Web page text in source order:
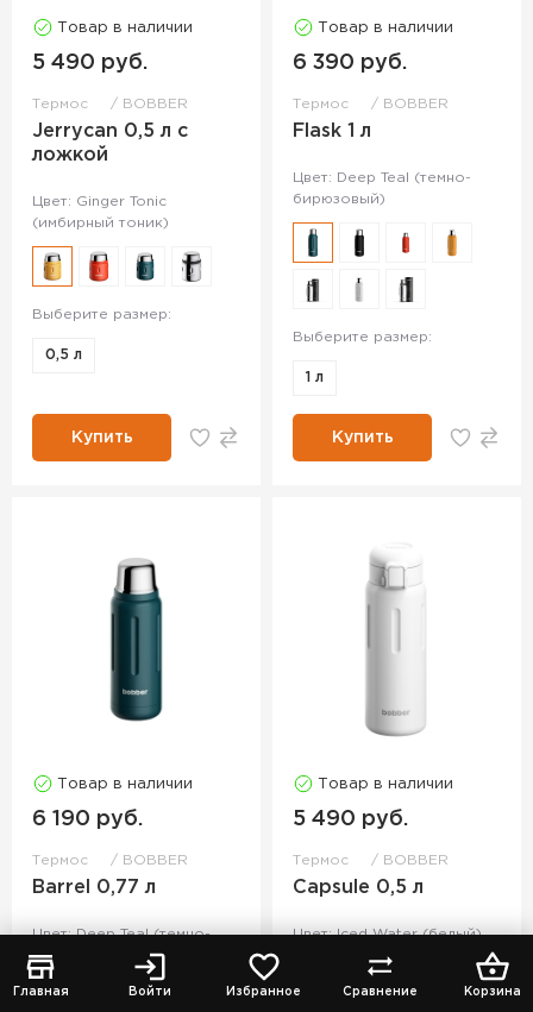
Главная Войти Избранное Сравнение Корзина
Товар в наличии
5 490 руб.
Термос BOBBER
Jerrycan 0,5 л с
ложкой
Цвет: Ginger Tonic
(имбирный тоник)
Выберите размер:
0,5 л
Купить
Товар в наличии
6 390 руб.
Термос BOBBER
Flask 1 л
Цвет: Deep Teal (темно-
бирюзовый)
Выберите размер:
1 л
Купить
Товар в наличии
6 190 руб.
Термос BOBBER
Barrel 0,77 л
Цвет: Deep Teal (темно-
бирюзовый)
Товар в наличии
5 490 руб.
Термос BOBBER
Capsule 0,5 л
Цвет: Iced Water (белый)